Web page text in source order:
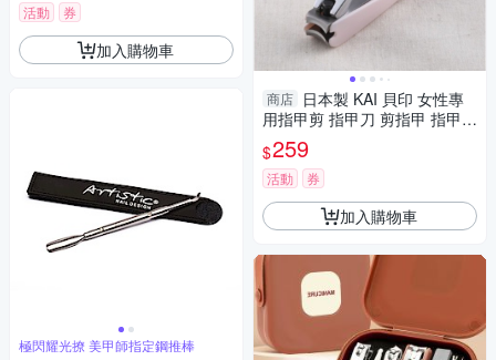
活動 券
加入購物車
極閃耀光撩 美甲師指定鋼推棒
商店 日本製 KAI 貝印 女性專
用指甲剪 指甲刀 剪指甲 指甲剪
美甲 修甲 護甲 鋒利 專為女性
設計 指甲剪
$259
活動 券
加入購物車